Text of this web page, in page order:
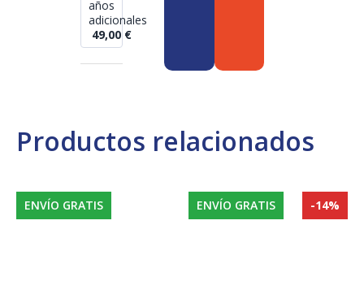
Productos relacionados
ENVÍO GRATIS ENVÍO GRATIS -14%
años
adicionales
49,00 €